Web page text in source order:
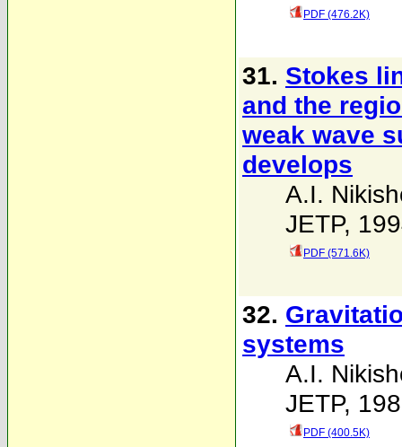
PDF (476.2K)
31. Stokes
and the
weak wave
develops
A.I.
JETP,
PDF (571.6K)
32.
systems
A.I.
JETP,
PDF (400.5K)